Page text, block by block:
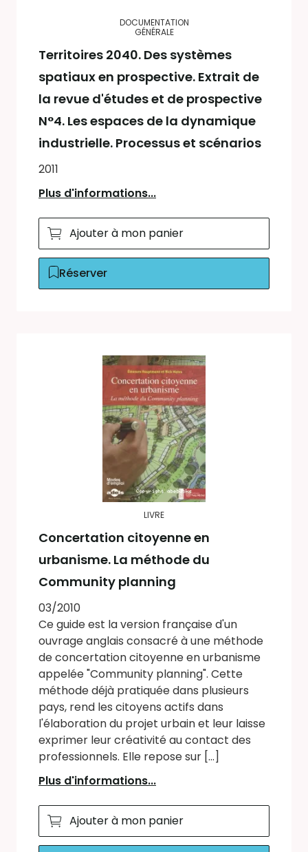
DOCUMENTATION
GÉNÉRALE
Territoires 2040. Des systèmes
spatiaux en prospective. Extrait de
la revue d'études et de prospective
N°4. Les espaces de la dynamique
industrielle. Processus et scénarios
2011
Plus d'informations...
Ajouter à mon panier
Réserver
LIVRE
Concertation citoyenne en
urbanisme. La méthode du
Community planning
03/2010
Ce guide est la version française d'un
ouvrage anglais consacré à une méthode
de concertation citoyenne en urbanisme
appelée "Community planning". Cette
méthode déjà pratiquée dans plusieurs
pays, rend les citoyens actifs dans
l'élaboration du projet urbain et leur laisse
exprimer leur créativité au contact des
professionnels. Elle repose sur [...]
Plus d'informations...
Ajouter à mon panier